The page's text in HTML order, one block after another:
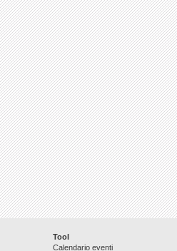
Tool
Calendario eventi